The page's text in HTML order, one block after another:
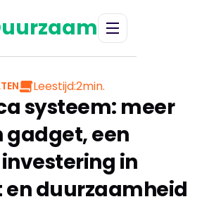
Leestijd:2min.
systeem: meer
gadget, een
in
duurzaamheid